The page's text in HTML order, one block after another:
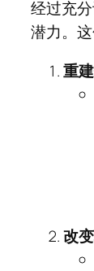
经过充
潜力。
重
改